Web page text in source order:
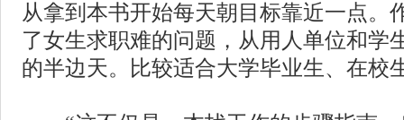
从拿到本书开始每天朝目标靠近一点。
了女生求职难的问题，从用人单位和学
的半边天。比较适合大学毕业生、在校